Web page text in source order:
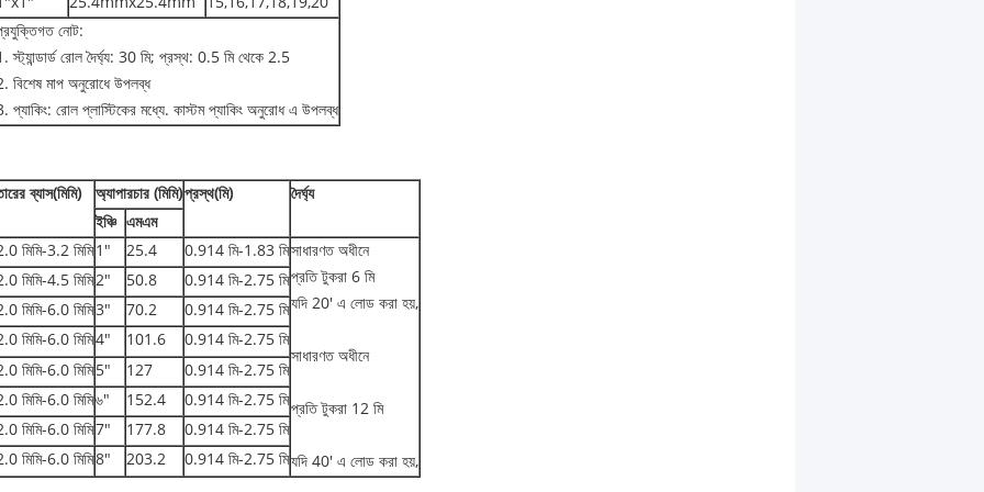
নোট:
স্ট্যান্ডার্ড রোল দৈর্ঘ্য: 30 মি; প্রস্থ: 0.5 মি থেকে 2.5
বিশেষ মাপ অনুরোধে উপলব্ধ
প্যাকিং: রোল প্লাস্টিকের মধ্যে. কাস্টম প্যাকিং অনুরোধ এ উপলব্ধ
ব্যাস(মিমি) অ্যাপারচার (মিমি)প্রস্থ(মি)
দৈর্ঘ্য
ইঞ্চি এমএম
মিমি-3.2 মিমি1" 25.4 0.914 মি-1.83 মিসাধারণত অধীনে
প্রতি টুকরা 6 মি
যদি 20' এ লোড করা হয়,
সাধারণত অধীনে
প্রতি টুকরা 12 মি
যদি 40' এ লোড করা হয়,
মিমি-4.5 মিমি2" 50.8
0.914 মি-2.75 মি
মিমি-6.0 মিমি3" 70.2
0.914 মি-2.75 মি
মিমি-6.0 মিমি4" 101.6
0.914 মি-2.75 মি
মিমি-6.0 মিমি5" 127
0.914 মি-2.75 মি
মিমি-6.0 মিমি৬" 152.4
0.914 মি-2.75 মি
মিমি-6.0 মিমি7" 177.8
0.914 মি-2.75 মি
মিমি-6.0 মিমি8" 203.2 0.914 মি-2.75 মি